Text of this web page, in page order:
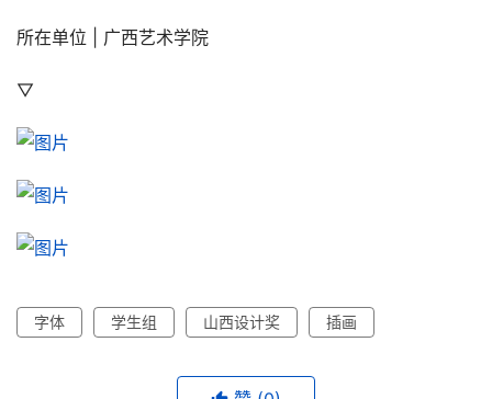
所在单位 | 广西艺术学院
▽
字体 学生组 山西设计奖 插画